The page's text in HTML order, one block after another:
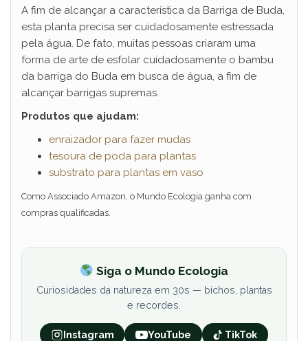
A fim de alcançar a característica da Barriga de Buda,
esta planta precisa ser cuidadosamente estressada
pela água. De fato, muitas pessoas criaram uma
forma de arte de esfolar cuidadosamente o bambu
da barriga do Buda em busca de água, a fim de
alcançar barrigas supremas.
Produtos que ajudam:
enraizador para fazer mudas
tesoura de poda para plantas
substrato para plantas em vaso
Como Associado Amazon, o Mundo Ecologia ganha com
compras qualificadas.
Siga o Mundo Ecologia
Curiosidades da natureza em 30s — bichos, plantas
e recordes.
Instagram YouTube TikTok